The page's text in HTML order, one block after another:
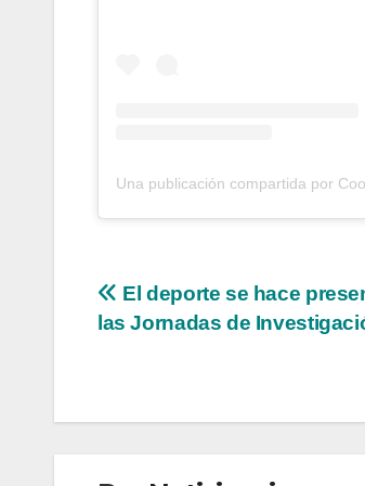
Una publicación compartida por
Navegación
El deporte se hace
las Jornadas de